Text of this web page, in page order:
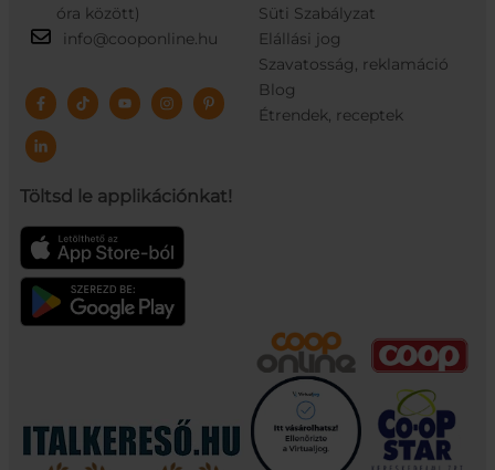
óra között)
info@cooponline.hu
Töltsd le applikációnkat!
Süti Szabályzat
Elállási jog
Szavatosság, reklamáció
Blog
Étrendek, receptek